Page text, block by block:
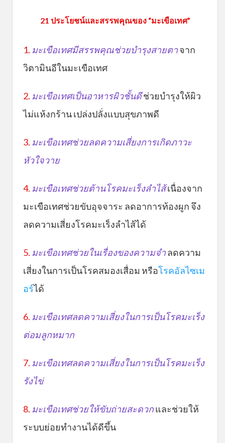
21 ประโยชน์และสรรพคุณของ “มะเขือเทศ”
1. มะเขือเทศมีสรรพคุณช่วยบำรุงสายตาจาก
วิตามินอีในมะเขือเทศ
2. มะเขือเทศเป็นอาหารผิวชั้นดีช่วยบำรุงให้ผิว
ไม่แห้งกร้าน เปล่งปลั่งแบบสุขภาพดี
3. มะเขือเทศช่วยลดความเสี่ยงการเกิดภาวะ
หัวใจวาย
4. มะเขือเทศช่วยต้านโรคมะเร็งลำไส้เนื่องจาก
มะเขือเทศช่วยขับอุจจาระ ลดอาการท้องผูก จึง
ลดความเสี่ยงโรคมะเร็งลำไส้ได้
5. มะเขือเทศช่วยในเรื่องของความจำลดความ
เสี่ยงในการเป็นโรคสมองเสื่อม หรือโรคอัลไซเม
อร์ได้
6. มะเขือเทศลดความเสี่ยงในการเป็นโรคมะเร็ง
ต่อมลูกหมาก
7. มะเขือเทศลดความเสี่ยงในการเป็นโรคมะเร็ง
รังไข่
8. มะเขือเทศช่วยให้ขับถ่ายสะดวกและช่วยให้
ระบบย่อยทำงานได้ดีขึ้น